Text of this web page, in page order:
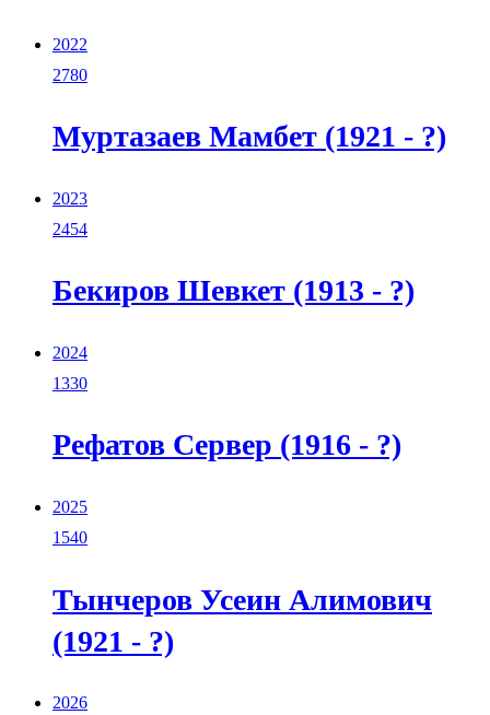
2022
2780
Муртазаев Мамбет (1921 - ?)
2023
2454
Бекиров Шевкет (1913 - ?)
2024
1330
Рефатов Сервер (1916 - ?)
2025
1540
Тынчеров Усеин Алимович
(1921 - ?)
2026